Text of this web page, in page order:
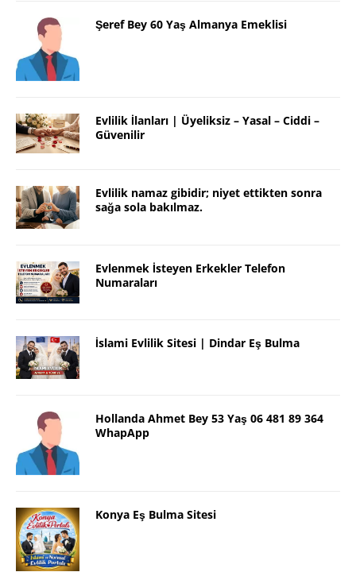
Şeref Bey 60 Yaş Almanya Emeklisi
Evlilik İlanları | Üyeliksiz – Yasal – Ciddi –
Güvenilir
Evlilik namaz gibidir; niyet ettikten sonra
sağa sola bakılmaz.
Evlenmek İsteyen Erkekler Telefon
Numaraları
İslami Evlilik Sitesi | Dindar Eş Bulma
Hollanda Ahmet Bey 53 Yaş 06 481 89 364
WhapApp
Konya Eş Bulma Sitesi